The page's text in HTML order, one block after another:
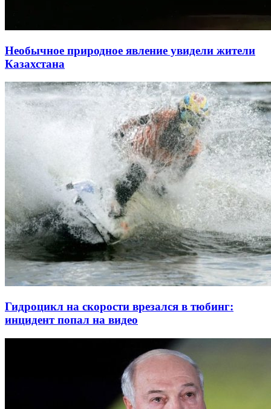
Необычное природное явление увидели жители
Казахстана
Гидроцикл на скорости врезался в тюбинг:
инцидент попал на видео